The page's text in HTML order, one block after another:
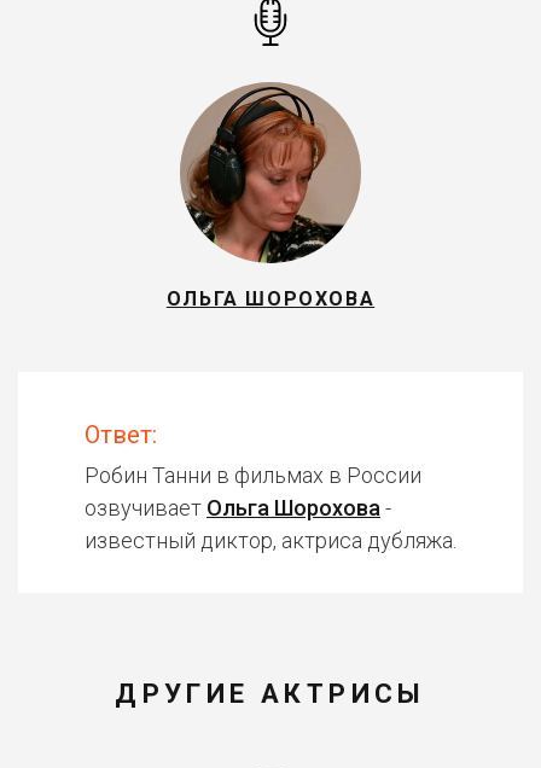
ОЛЬГА ШОРОХОВА
Ответ:
Робин Танни в фильмах в России
озвучивает Ольга Шорохова -
известный диктор, актриса дубляжа.
ДРУГИЕ АКТРИСЫ